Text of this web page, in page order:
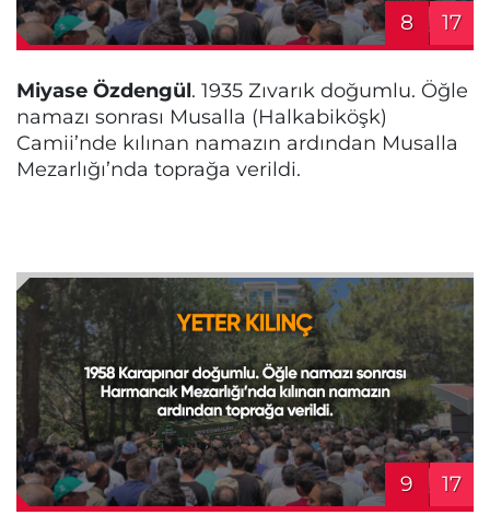
8 17
Miyase Özdengül. 1935 Zıvarık doğumlu. Öğle
namazı sonrası Musalla (Halkabiköşk)
Camii’nde kılınan namazın ardından Musalla
Mezarlığı’nda toprağa verildi.
9 17